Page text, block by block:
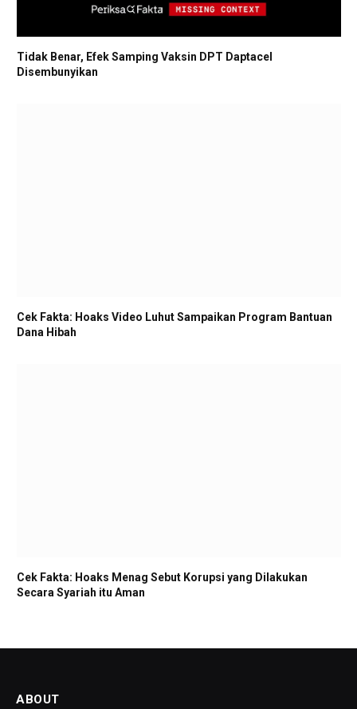
Tidak Benar, Efek Samping Vaksin DPT Daptacel
Disembunyikan
Cek Fakta: Hoaks Video Luhut Sampaikan Program Bantuan
Dana Hibah
Cek Fakta: Hoaks Menag Sebut Korupsi yang Dilakukan
Secara Syariah itu Aman
ABOUT